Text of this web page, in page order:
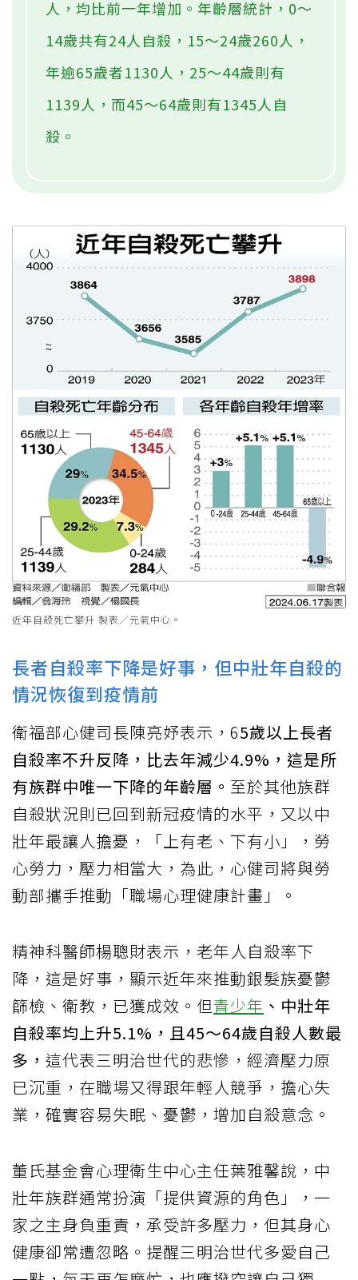
人，均比前一年增加。年齡層統計，0～
14歲共有24人自殺，15～24歲260人，
年逾65歲者1130人，25～44歲則有
1139人，而45～64歲則有1345人自
殺。
近年自殺死亡攀升 製表／元氣中心。
長者自殺率下降是好事，但中壯年自殺的
情況恢復到疫情前
衛福部心健司長陳亮妤表示，65歲以上長者
自殺率不升反降，比去年減少4.9%，這是所
有族群中唯一下降的年齡層。 至於其他族群
自殺狀況則已回到新冠疫情的水平，又以中
壯年最讓人擔憂，「上有老、下有小」，勞
心勞力，壓力相當大，為此，心健司將與勞
動部攜手推動「職場心理健康計畫」。
精神科醫師楊聰財表示，老年人自殺率下
降，這是好事，顯示近年來推動銀髮族憂鬱
篩檢、衛教，已獲成效。但青少年 、中壯年
自殺率均上升5.1%，且45～64歲自殺人數最
多， 這代表三明治世代的悲慘，經濟壓力原
已沉重，在職場又得跟年輕人競爭，擔心失
業，確實容易失眠、憂鬱，增加自殺意念。
董氏基金會心理衛生中心主任葉雅馨說，中
壯年族群通常扮演「提供資源的角色」，一
家之主身負重責，承受許多壓力，但其身心
健康卻常遭忽略。提醒三明治世代多愛自己